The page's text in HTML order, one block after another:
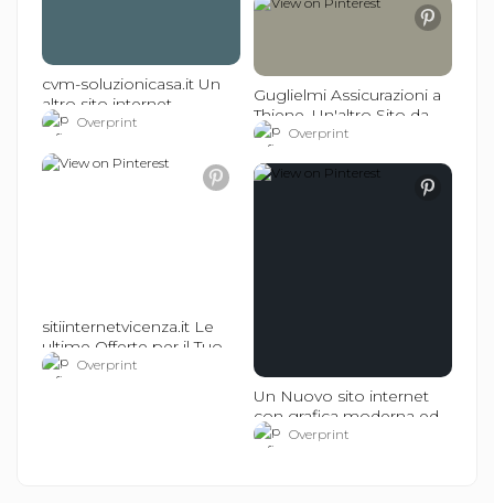
cvm-soluzionicasa.it Un
altro sito internet
realizzato da Over-print.it
#sitiinternetvicenza
Overprint
Guglielmi Assicurazioni a
Thiene. Un'altro Sito da
http://over-print.it
Overprint
sitiinternetvicenza.it Le
ultime Offerte per il Tuo
sito Internet di Classe.
Overprint
Un Nuovo sito internet
con grafica moderna ed
accattivante. Un'altro Sito
Overprint